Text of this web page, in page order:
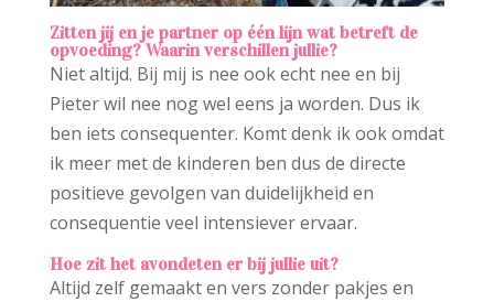
Zitten jij en je partner op één lijn wat betreft de
opvoeding? Waarin verschillen jullie?
Niet altijd. Bij mij is nee ook echt nee en bij
Pieter wil nee nog wel eens ja worden. Dus ik
ben iets consequenter. Komt denk ik ook omdat
ik meer met de kinderen ben dus de directe
positieve gevolgen van duidelijkheid en
consequentie veel intensiever ervaar.
Hoe zit het avondeten er bij jullie uit?
Altijd zelf gemaakt en vers zonder pakjes en